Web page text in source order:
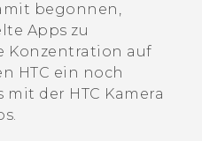
begonnen,
Apps zu
Konzentration auf
HTC ein noch
mit der HTC Kamera
.